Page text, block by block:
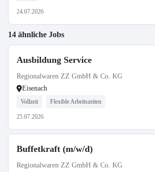
24.07.2026
14 ähnliche Jobs
Ausbildung Service
Regionalwaren ZZ GmbH & Co. KG
Eisenach
Vollzeit Flexible Arbeitszeiten
25.07.2026
Buffetkraft (m/w/d)
Regionalwaren ZZ GmbH & Co. KG